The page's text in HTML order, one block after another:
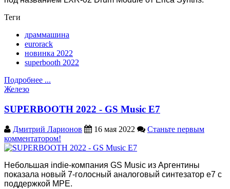
Теги
драммашина
eurorack
новинка 2022
superbooth 2022
Подробнее ...
Железо
SUPERBOOTH 2022 - GS Music E7
Дмитрий Ларионов 16 мая 2022
Станьте первым
комментатором!
Небольшая indie-компания GS Music из Аргентины
показала новый 7-голосный аналоговый синтезатор e7 с
поддержкой MPE.